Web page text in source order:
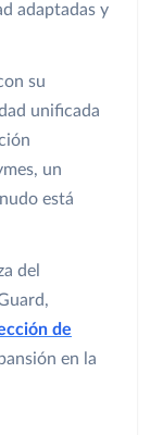
adaptadas y
su
unificada
un
está
del
de
en la